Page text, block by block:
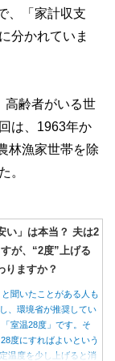
、「家計収支
分かれていま
高齢者がいる世
は、1963年か
林漁家世帯を除
。
い」は本当？ 夫は2
が、“2度”上げる
りますか？
聞いたことがある人も
、環境省が推奨してい
室温28度」です。そ
度にすればよいという
温度を少し上げると消